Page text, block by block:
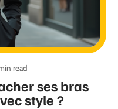
ses bras
style ?
read